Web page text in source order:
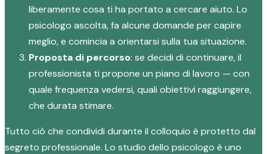
liberamente cosa ti ha portato a cercare aiuto. Lo
psicologo ascolta, fa alcune domande per capire
meglio, e comincia a orientarsi sulla tua situazione.
Proposta di percorso: se decidi di continuare, il
professionista ti propone un piano di lavoro — con
quale frequenza vedersi, quali obiettivi raggiungere,
che durata stimare.
Tutto ciò che condividi durante il colloquio è protetto dal
segreto professionale. Lo studio dello psicologo è uno